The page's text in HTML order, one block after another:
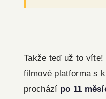
Takže teď už to
filmové platforma s
prochází po 11